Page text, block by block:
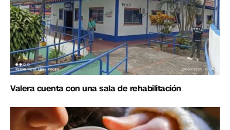
Valera cuenta con una sala de rehabilitación